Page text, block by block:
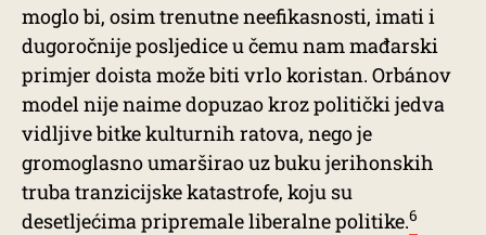
moglo bi, osim trenutne neefikasnosti, imati i
dugoročnije posljedice u čemu nam mađarski
primjer doista može biti vrlo koristan. Orbánov
model nije naime dopuzao kroz politički jedva
vidljive bitke kulturnih ratova, nego je
gromoglasno umarširao uz buku jerihonskih
truba tranzicijske katastrofe, koju su
desetljećima pripremale liberalne politike.6